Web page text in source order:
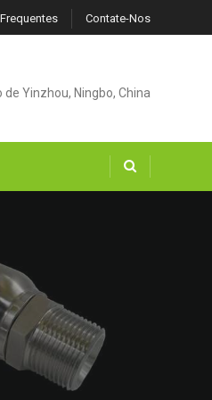
Contate-Nos
Yinzhou, Ningbo, China